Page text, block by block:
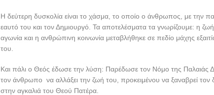
Η δεύτερη δυσκολία είναι το χάσμα, το οποίο ο άνθρωπος, με την
εαυτό του και τον Δημιουργό. Τα αποτελέσματα τα γνωρίζουμε: η
αγωνία και η ανθρώπινη κοινωνία μεταβλήθηκε σε πεδίο μάχης
του.
Και πάλι ο Θεός έδωσε την λύση: Παρέδωσε τον Νόμο της Παλαιάς
τον άνθρωπο να αλλάξει την ζωή του, προκειμένου να ξαναβρεί
στην αγκαλιά του Θεού Πατέρα.